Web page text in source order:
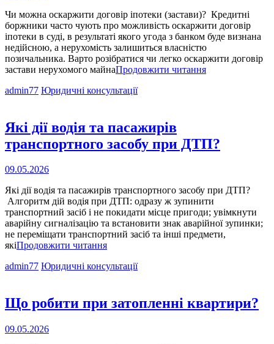
Чи можна оскаржити договір іпотеки (застави)? Кредитні
боржники часто чують про можливість оскаржити договір
іпотеки в суді, в результаті якого угода з банком буде визнана
недійсною, а нерухомість залишиться власністю
позичальника. Варто розібратися чи легко оскаржити договір
застави нерухомого майнаПродовжити читанняЧи
admin77 Cat
Юридичні консультації
Які дії водія та пасажирів
транспортного засобу при ДТП?
Опубліковано
09.05.2026
Які дії водія та пасажирів транспортного засобу при ДТП?
Алгоритм дій водія при ДТП: одразу ж зупинити
транспортний засіб і не покидати місце пригоди; увімкнути
аварійну сигналізацію та встановити знак аварійної зупинки;
не переміщати транспортний засіб та інші предмети,
якіПродовжити читанняЯкі
водія
транспортного
засобу
admin77 Cat
Юридичні консультації
Що робити при затопленні квартири?
Опубліковано
09.05.2026